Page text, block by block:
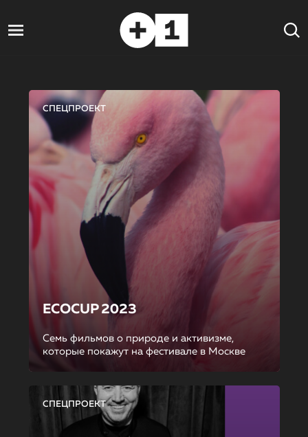
СПЕЦПРОЕКТ
ECOCUP 2023
Семь фильмов о природе и активизме,
которые покажут на фестивале в Москве
СПЕЦПРОЕКТ